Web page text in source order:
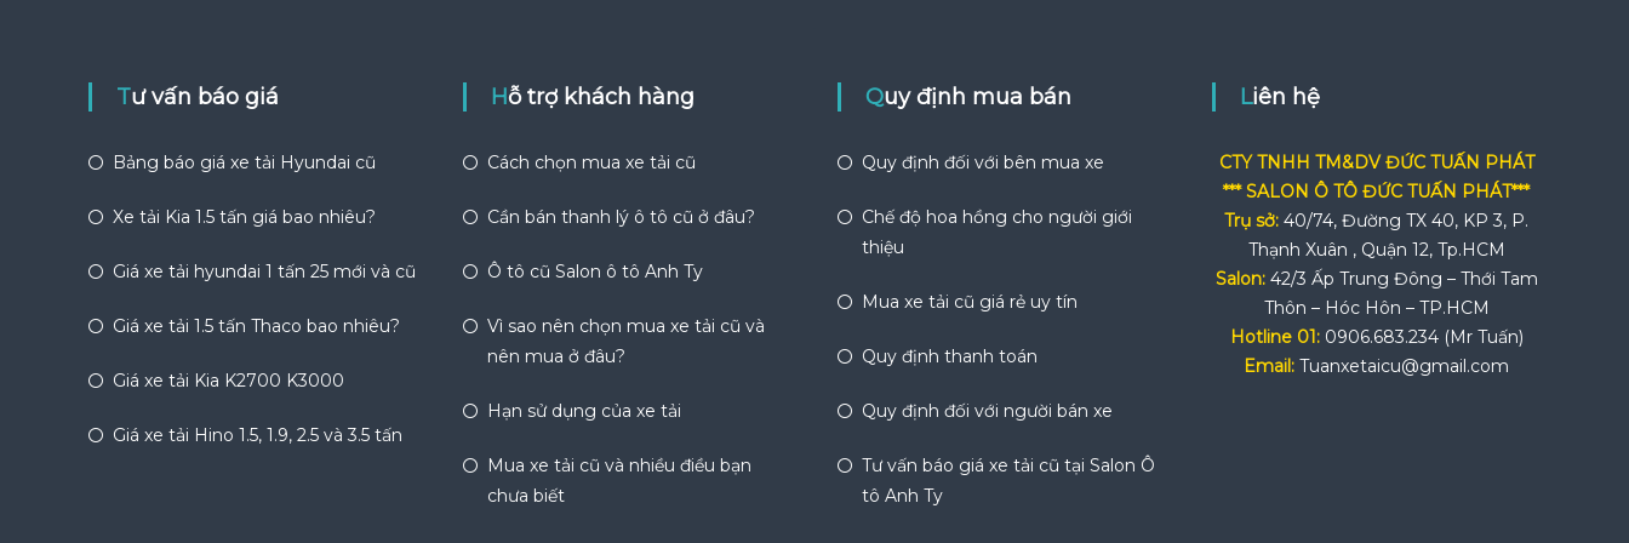
Tư vấn báo giá
Bảng báo giá xe tải Hyundai cũ
Xe tải Kia 1.5 tấn giá bao nhiêu?
Giá xe tải hyundai 1 tấn 25 mới và cũ
Giá xe tải 1.5 tấn Thaco bao nhiêu?
Giá xe tải Kia K2700 K3000
Giá xe tải Hino 1.5, 1.9, 2.5 và 3.5 tấn
Hỗ trợ khách hàng
Cách chọn mua xe tải cũ
Cần bán thanh lý ô tô cũ ở đâu?
Ô tô cũ Salon ô tô Anh Ty
Vì sao nên chọn mua xe tải cũ và
nên mua ở đâu?
Hạn sử dụng của xe tải
Mua xe tải cũ và nhiều điều bạn
chưa biết
Quy định mua bán
Quy định đối với bên mua xe
Chế độ hoa hồng cho người giới
thiệu
Mua xe tải cũ giá rẻ uy tín
Quy định thanh toán
Quy định đối với người bán xe
Tư vấn báo giá xe tải cũ tại Salon Ô
tô Anh Ty
Liên hệ
CTY TNHH TM&DV ĐỨC TUẤN PHÁT
*** SALON Ô TÔ ĐỨC TUẤN PHÁT***
Trụ sở: 40/74, Đường TX 40, KP 3, P.
Thạnh Xuân , Quận 12, Tp.HCM
Salon: 42/3 Ấp Trung Đông – Thới Tam
Thôn – Hóc Hôn – TP.HCM
Hotline 01: 0906.683.234 (Mr Tuấn)
Email: Tuanxetaicu@gmail.com